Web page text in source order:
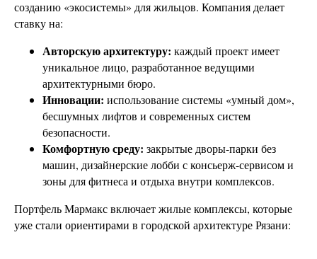
созданию «экосистемы» для жильцов. Компания делает
ставку на:
Авторскую архитектуру: каждый проект имеет
уникальное лицо, разработанное ведущими
архитектурными бюро.
Инновации: использование системы «умный дом»,
бесшумных лифтов и современных систем
безопасности.
Комфортную среду: закрытые дворы-парки без
машин, дизайнерские лобби с консьерж-сервисом и
зоны для фитнеса и отдыха внутри комплексов.
Портфель Мармакс включает жилые комплексы, которые
уже стали ориентирами в городской архитектуре Рязани: